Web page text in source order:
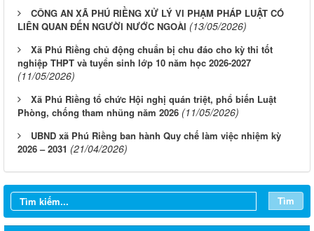
CÔNG AN XÃ PHÚ RIỀNG XỬ LÝ VI PHẠM PHÁP LUẬT CÓ
LIÊN QUAN ĐẾN NGƯỜI NƯỚC NGOÀI (13/05/2026)
Xã Phú Riềng chủ động chuẩn bị chu đáo cho kỳ thi tốt
nghiệp THPT và tuyển sinh lớp 10 năm học 2026-2027
(11/05/2026)
Xã Phú Riềng tổ chức Hội nghị quán triệt, phổ biến Luật
Phòng, chống tham nhũng năm 2026 (11/05/2026)
UBND xã Phú Riềng ban hành Quy chế làm việc nhiệm kỳ
2026 – 2031 (21/04/2026)
Tìm